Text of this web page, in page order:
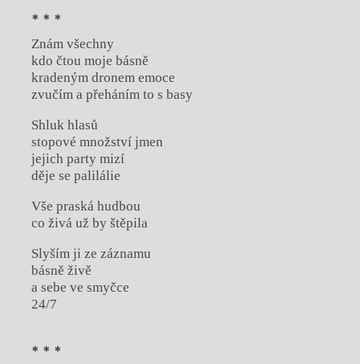
* * *
Znám všechny
kdo čtou moje básně
kradeným dronem emoce
zvučím a přeháním to s basy
Shluk hlasů
stopové množství jmen
jejich party mizí
děje se palilálie
Vše praská hudbou
co živá už by štěpila
Slyším ji ze záznamu
básně živě
a sebe ve smyčce
24/7
* * *